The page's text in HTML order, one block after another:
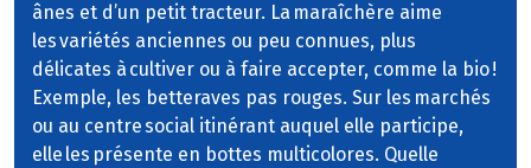
ânes et d’un petit tracteur. La maraîchère aime
les variétés anciennes ou peu connues, plus
délicates à cultiver ou à faire accepter, comme la bio !
Exemple, les betteraves pas rouges. Sur les marchés
ou au centre social itinérant auquel elle participe,
elle les présente en bottes multicolores. Quelle